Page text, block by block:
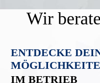
Wir
ENTDECKE
IM BETRIEB